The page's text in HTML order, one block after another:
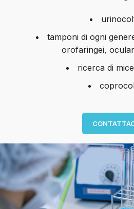
tamponi di ogni
orofaringei,
ricerca di